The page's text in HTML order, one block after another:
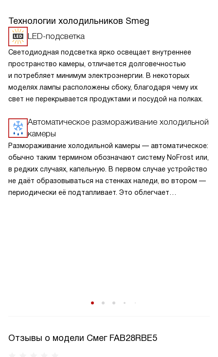
Технологии холодильников Smeg
LED-подсветка
Светодиодная подсветка ярко освещает внутреннее
пространство камеры, отличается долговечностью
и потребляет минимум электроэнергии. В некоторых
моделях лампы расположены сбоку, благодаря чему их
свет не перекрывается продуктами и посудой на полках.
Автоматическое размораживание холодильной
камеры
Размораживание холодильной камеры — автоматическое:
обычно таким термином обозначают систему NoFrost или,
в редких случаях, капельную. В первом случае устройство
не даёт образовываться на стенках наледи, во втором —
периодически её подтапливает. Это облегчает
Отзывы о модели Смег FAB28RBE5